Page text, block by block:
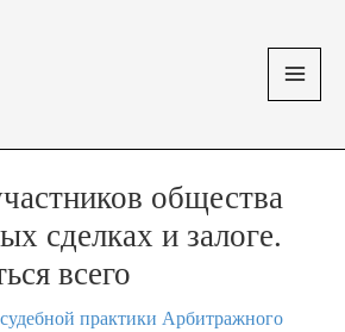
общества
сделках и залоге.
всего
практики Арбитражного